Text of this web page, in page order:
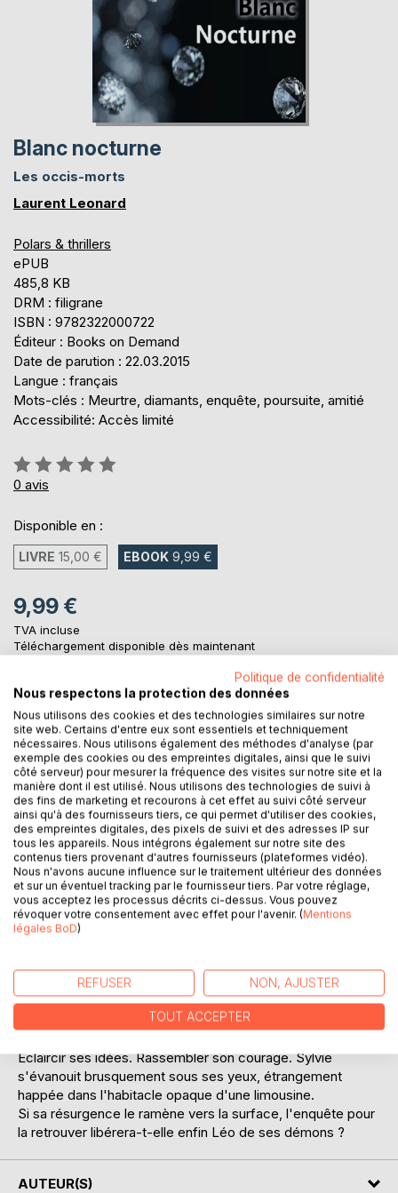
Blanc nocturne
Les occis-morts
Laurent Leonard
Polars & thrillers
ePUB
485,8 KB
DRM : filigrane
ISBN : 9782322000722
Éditeur : Books on Demand
Date de parution : 22.03.2015
Langue : français
Mots-clés : Meurtre, diamants, enquête, poursuite, amitié
Accessibilité: Accès limité
Évaluation:
0%
0 avis
Disponible en :
LIVRE 15,00 € EBOOK 9,99 €
9,99 €
TVA incluse
Téléchargement disponible dès maintenant
AJOUTER AU PANIER
Ajouter à ma liste d'envies
Laisser un avis
DESCRIPTION
se consume dans une déprime, qu'il noie inlassablement
dans l'alcool.
Une nouvelle fois isolé dans des pensées confuses, il erre,
Eclaircir ses idées. Rassembler son courage. Sylvie
s'évanouit brusquement sous ses yeux, étrangement
happée dans l'habitacle opaque d'une limousine.
Si sa résurgence le ramène vers la surface, l'enquête pour
la retrouver libérera-t-elle enfin Léo de ses démons ?
AUTEUR(S)
Politique de confidentialité
Nous respectons la protection des données
Nous utilisons des cookies et des technologies similaires sur notre
site web. Certains d'entre eux sont essentiels et techniquement
nécessaires. Nous utilisons également des méthodes d'analyse (par
exemple des cookies ou des empreintes digitales, ainsi que le suivi
côté serveur) pour mesurer la fréquence des visites sur notre site et la
manière dont il est utilisé. Nous utilisons des technologies de suivi à
des fins de marketing et recourons à cet effet au suivi côté serveur
ainsi qu'à des fournisseurs tiers, ce qui permet d'utiliser des cookies,
des empreintes digitales, des pixels de suivi et des adresses IP sur
tous les appareils. Nous intégrons également sur notre site des
contenus tiers provenant d'autres fournisseurs (plateformes vidéo).
Nous n'avons aucune influence sur le traitement ultérieur des données
et sur un éventuel tracking par le fournisseur tiers. Par votre réglage,
vous acceptez les processus décrits ci-dessus. Vous pouvez
révoquer votre consentement avec effet pour l'avenir. (Mentions
légales BoD)
REFUSER NON, AJUSTER
TOUT ACCEPTER